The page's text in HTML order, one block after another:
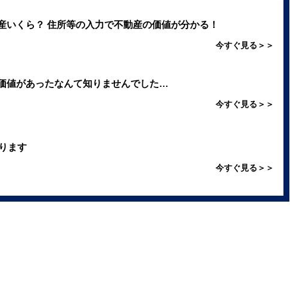
いくら？ 住所等の入力で不動産の価値が分かる！
今すぐ見る＞＞
値があったなんて知りませんでした…
今すぐ見る＞＞
ます
今すぐ見る＞＞